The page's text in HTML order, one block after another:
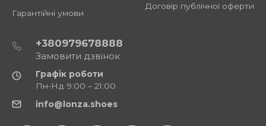
Гарантійні умови
Договір публічної оферти
+380979678888
Замовити дзвінок
Графік роботи
Пн-Нд 9:00 – 21:00
info@lonza.shoes